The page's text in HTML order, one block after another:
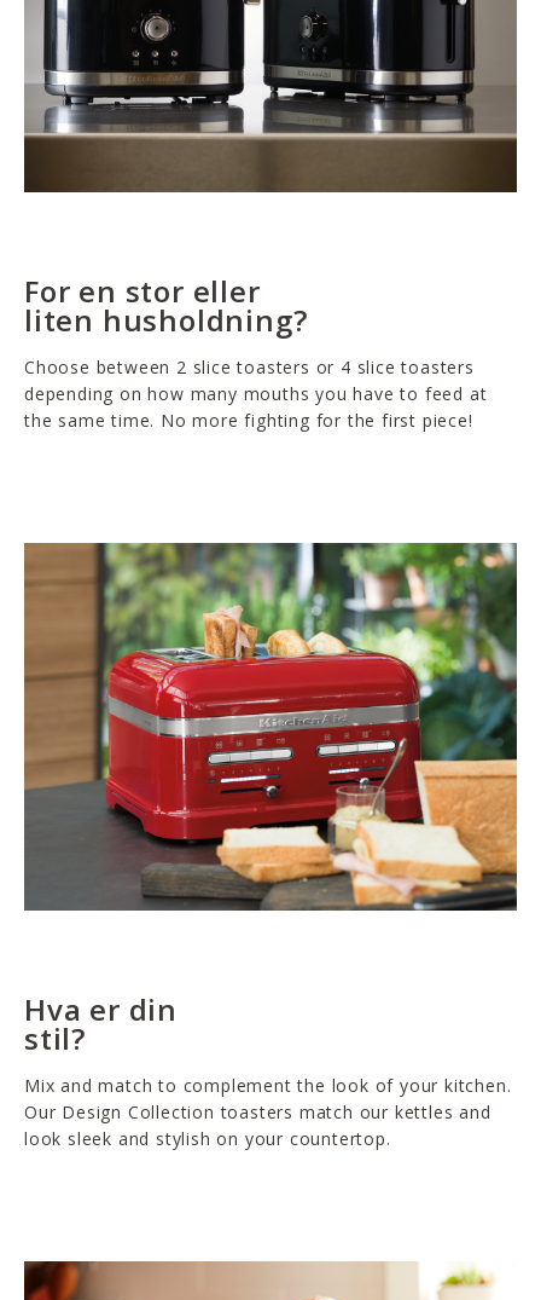
For en stor eller
liten husholdning?
Choose between 2 slice toasters or 4 slice toasters
depending on how many mouths you have to feed at
the same time. No more fighting for the first piece!
Hva er din
stil?
Mix and match to complement the look of your kitchen.
Our Design Collection toasters match our kettles and
look sleek and stylish on your countertop.